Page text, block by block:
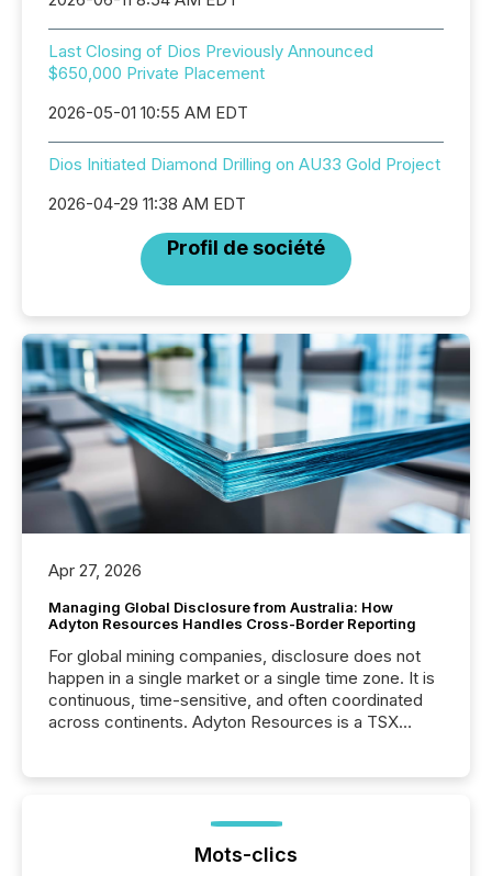
Last Closing of Dios Previously Announced
$650,000 Private Placement
2026-05-01 10:55 AM EDT
Dios Initiated Diamond Drilling on AU33 Gold Project
2026-04-29 11:38 AM EDT
Profil de société
Apr 27, 2026
Managing Global Disclosure from Australia: How
Adyton Resources Handles Cross-Border Reporting
For global mining companies, disclosure does not
happen in a single market or a single time zone. It is
continuous, time-sensitive, and often coordinated
across continents. Adyton Resources is a TSX
precise timing and coordination across time zones.
“The ability to file 24/7 with immediate...
Mots-clics